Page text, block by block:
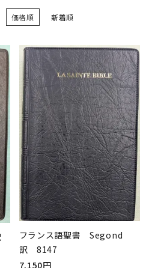
価格順 新着順
フランス語聖書 Segond
訳 8147
7,150円